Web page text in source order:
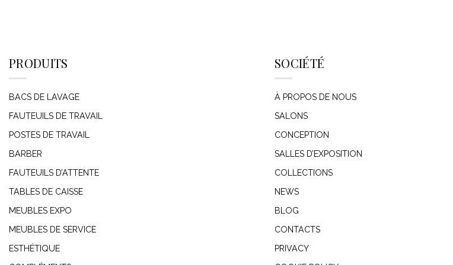
PRODUITS
BACS DE LAVAGE
FAUTEUILS DE TRAVAIL
POSTES DE TRAVAIL
BARBER
FAUTEUILS D’ATTENTE
TABLES DE CAISSE
MEUBLES EXPO
MEUBLES DE SERVICE
ESTHÉTIQUE
SOCIÉTÉ
À PROPOS DE NOUS
SALONS
CONCEPTION
SALLES D’EXPOSITION
COLLECTIONS
NEWS
BLOG
CONTACTS
PRIVACY